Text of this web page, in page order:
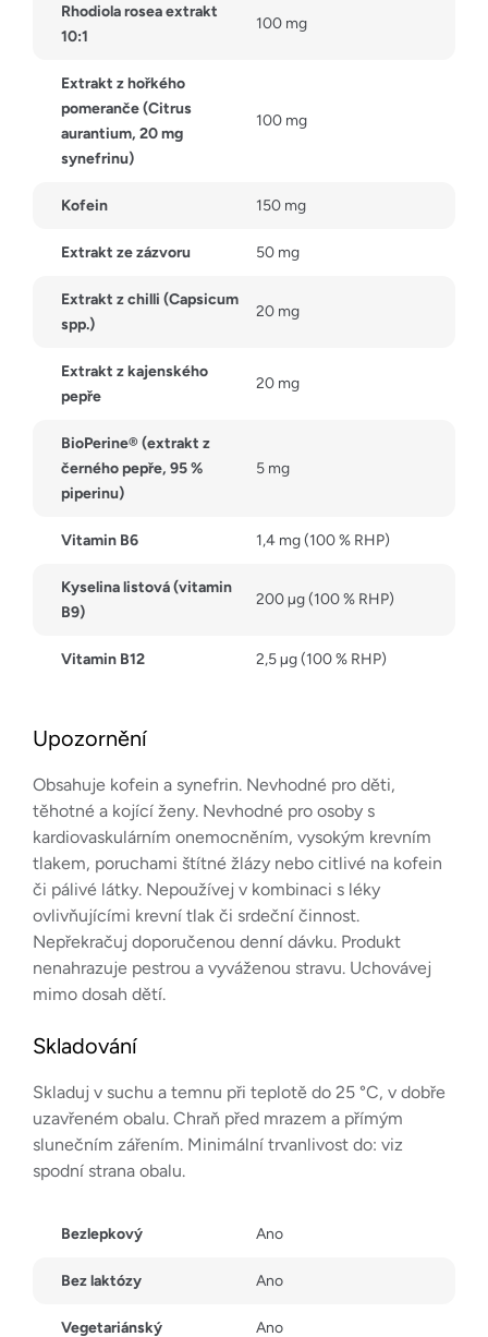
Rhodiola rosea extrakt
10:1
100 mg
Extrakt z hořkého
pomeranče (Citrus
aurantium, 20 mg
synefrinu)
100 mg
Kofein 150 mg
Extrakt ze zázvoru 50 mg
Extrakt z chilli (Capsicum
spp.)
20 mg
Extrakt z kajenského
pepře
20 mg
BioPerine® (extrakt z
černého pepře, 95 %
piperinu)
5 mg
Vitamin B6 1,4 mg (100 % RHP)
Kyselina listová (vitamin
B9)
200 µg (100 % RHP)
Vitamin B12 2,5 µg (100 % RHP)
Upozornění
Obsahuje kofein a synefrin. Nevhodné pro děti,
těhotné a kojící ženy. Nevhodné pro osoby s
kardiovaskulárním onemocněním, vysokým krevním
tlakem, poruchami štítné žlázy nebo citlivé na kofein
či pálivé látky. Nepoužívej v kombinaci s léky
ovlivňujícími krevní tlak či srdeční činnost.
Nepřekračuj doporučenou denní dávku. Produkt
nenahrazuje pestrou a vyváženou stravu. Uchovávej
mimo dosah dětí.
Skladování
Skladuj v suchu a temnu při teplotě do 25 °C, v dobře
uzavřeném obalu. Chraň před mrazem a přímým
slunečním zářením. Minimální trvanlivost do: viz
spodní strana obalu.
Bezlepkový Ano
Bez laktózy Ano
Vegetariánský Ano